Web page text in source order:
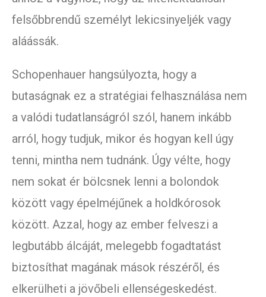
felsőbbrendű személyt lekicsinyeljék vagy
aláássák.
Schopenhauer hangsúlyozta, hogy a
butaságnak ez a stratégiai felhasználása nem
a valódi tudatlanságról szól, hanem inkább
arról, hogy tudjuk, mikor és hogyan kell úgy
tenni, mintha nem tudnánk. Úgy vélte, hogy
nem sokat ér bölcsnek lenni a bolondok
között vagy épelméjűnek a holdkórosok
között. Azzal, hogy az ember felveszi a
legbutább álcáját, melegebb fogadtatást
biztosíthat magának mások részéről, és
elkerülheti a jövőbeli ellenségeskedést.